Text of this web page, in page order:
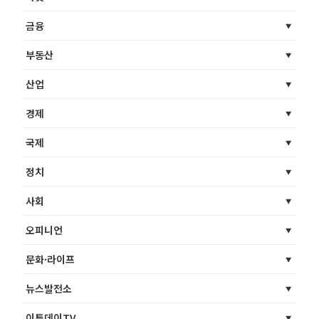
금융
부동산
산업
경제
국제
정치
사회
오피니언
문화·라이프
뉴스발전소